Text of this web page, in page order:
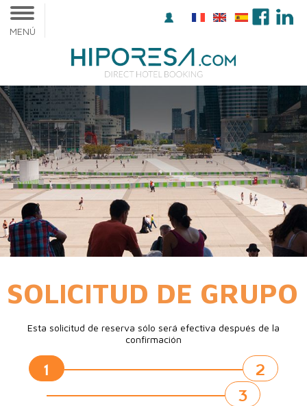
MENÚ
SOLICITUD DE GRUPO
Esta solicitud de reserva sólo será efectiva después de la
confirmación
1 2
3